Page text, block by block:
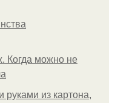
Когда можно не
руками из картона,